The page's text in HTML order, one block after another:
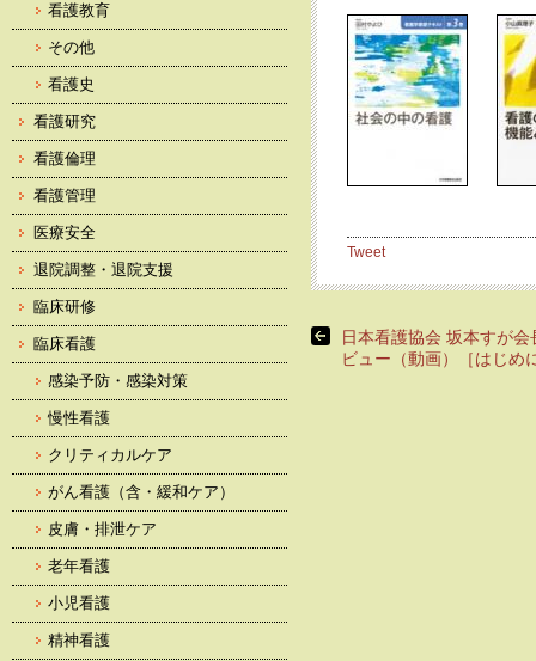
Tweet
日本看護協会 坂本すが会
ビュー（動画）［はじめ
看護教育
その他
看護史
看護研究
看護倫理
看護管理
医療安全
退院調整・退院支援
臨床研修
臨床看護
感染予防・感染対策
慢性看護
クリティカルケア
がん看護（含・緩和ケア）
皮膚・排泄ケア
老年看護
小児看護
精神看護